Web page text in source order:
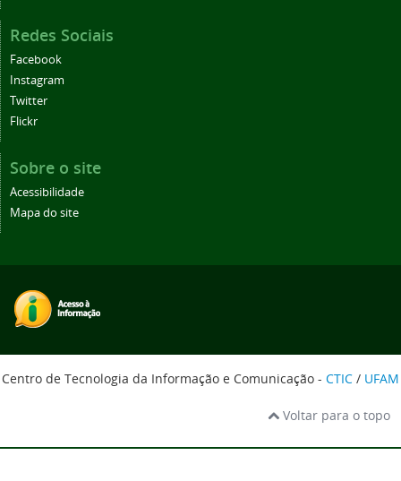
Redes Sociais
Facebook
Instagram
Twitter
Flickr
Sobre o site
Acessibilidade
Mapa do site
Centro de Tecnologia da Informação e Comunicação - CTIC / UFAM
Voltar para o topo